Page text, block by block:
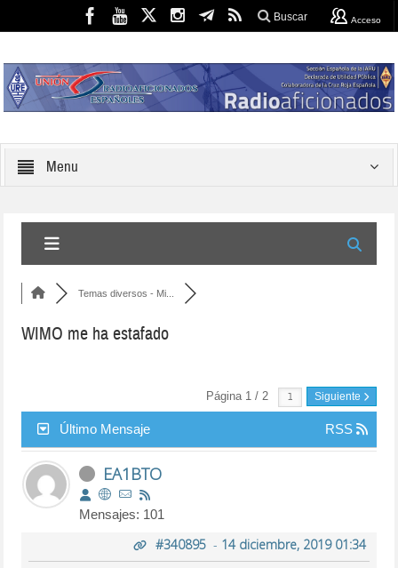
Buscar Acceso
Menu
Temas diversos - Mi...
WIMO me ha estafado
Página 1 / 2 Siguiente
Último Mensaje RSS
EA1BTO
Mensajes: 101
#340895- 14 diciembre, 2019 01:34